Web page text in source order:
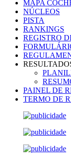
MAPA
NÚCLEOS
PISTA
RANKINGS
REGISTRO
PAINEL DE
TERMO DE